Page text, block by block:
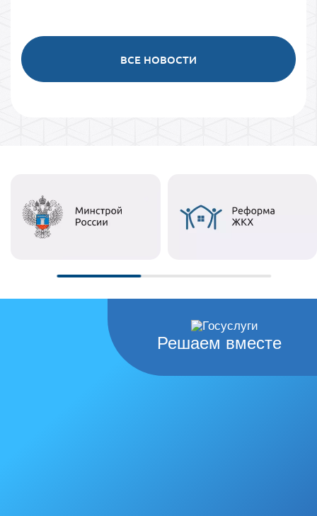
ВСЕ НОВОСТИ
Решаем вместе